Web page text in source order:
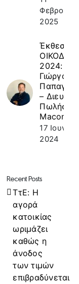
2025
Έκθεση
2024: κ.
Γιώργος
–
Macon
17
2024
Recent Posts
ΤτΕ: Η
αγορά
κατοικίας
ωριμάζει
καθώς η
άνοδος
των τιμών
επιβραδύνεται